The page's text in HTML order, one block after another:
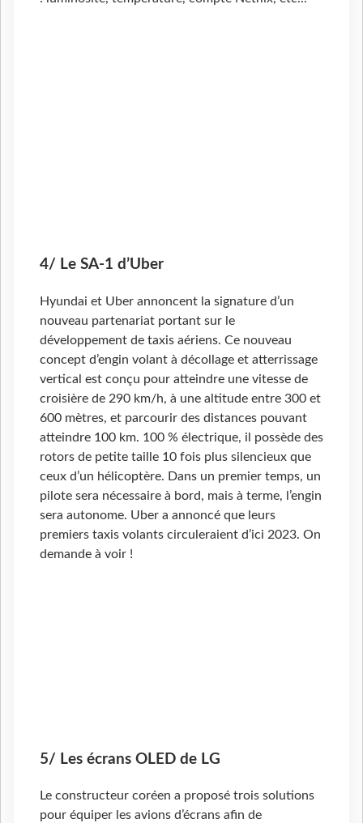
4/ Le SA-1 d’Uber
Hyundai et Uber annoncent la signature d’un
nouveau partenariat portant sur le
développement de taxis aériens. Ce nouveau
concept d’engin volant à décollage et atterrissage
vertical est conçu pour atteindre une vitesse de
croisière de 290 km/h, à une altitude entre 300 et
600 mètres, et parcourir des distances pouvant
atteindre 100 km. 100 % électrique, il possède des
rotors de petite taille 10 fois plus silencieux que
ceux d’un hélicoptère. Dans un premier temps, un
pilote sera nécessaire à bord, mais à terme, l’engin
sera autonome. Uber a annoncé que leurs
premiers taxis volants circuleraient d’ici 2023. On
demande à voir !
5/ Les écrans OLED de LG
Le constructeur coréen a proposé trois solutions
pour équiper les avions d’écrans afin de